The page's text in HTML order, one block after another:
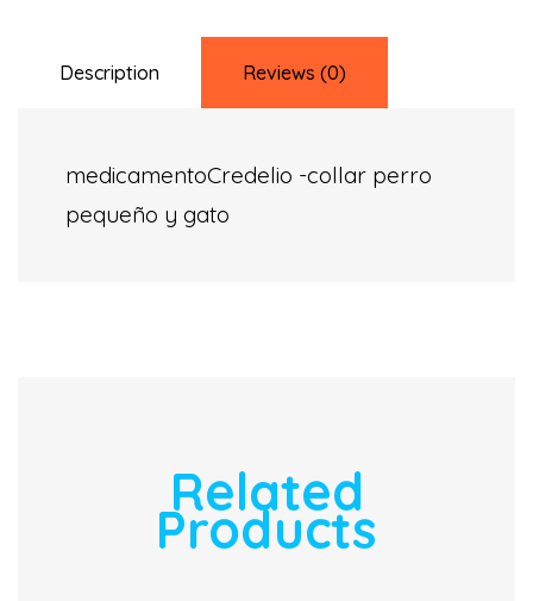
Description Reviews (0)
medicamentoCredelio -collar perro
pequeño y gato
Related
Products